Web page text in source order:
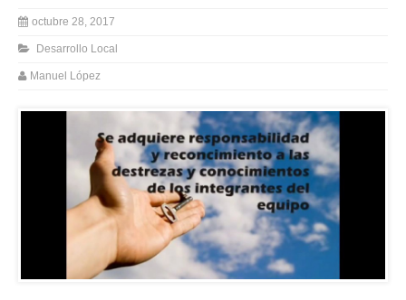
octubre 28, 2017
Desarrollo Local
Manuel López